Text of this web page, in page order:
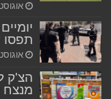
אוגוסט 6,
תפסו
אוגוסט 5,
הצ'ק
מנצח